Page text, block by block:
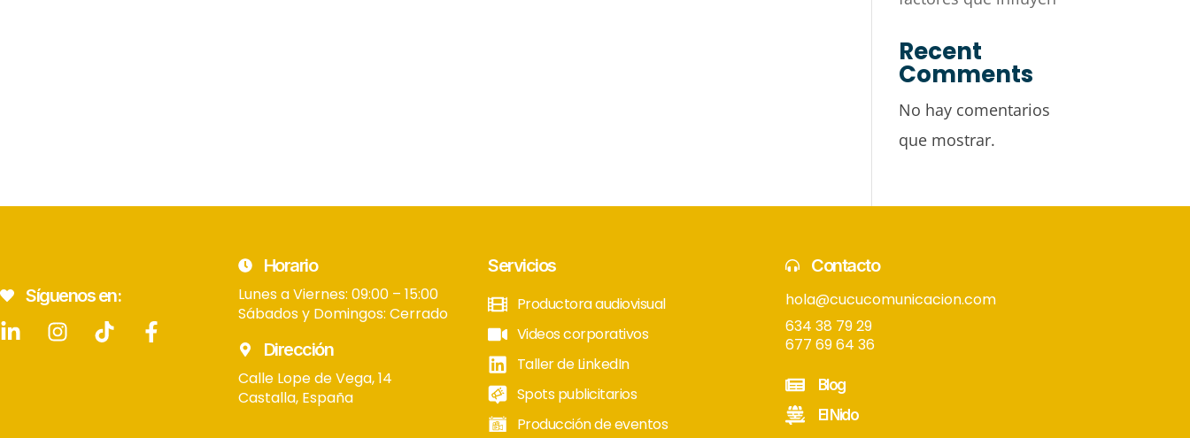
Recent
Comments
No hay comentarios
que mostrar.
Síguenos en:
Horario
Lunes a Viernes: 09:00 – 15:00
Sábados y Domingos: Cerrado
Dirección
Calle Lope de Vega, 14
Castalla, España
Servicios
Productora audiovisual
Videos corporativos
Taller de LinkedIn
Spots publicitarios
Producción de eventos
Contacto
hola@cucucomunicacion.com
634 38 79 29
677 69 64 36
Blog
El Nido